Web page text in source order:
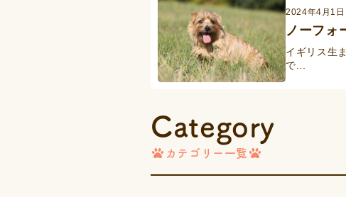
2024年4月1日
ノーフォ
イギリス生
で...
Category
カテゴリー一覧